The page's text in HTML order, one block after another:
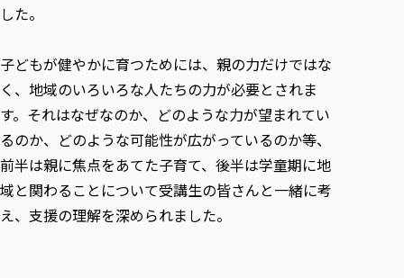
学生自主活動支援
社会人学生の育児支援（一時預かり）
学生総合補償制度
スポーツ傷害保険
した。
子どもが健やかに育つためには、親の力だけではな
く、地域のいろいろな人たちの力が必要とされま
す。それはなぜなのか、どのような力が望まれてい
るのか、どのような可能性が広がっているのか等、
前半は親に焦点をあてた子育て、後半は学童期に地
域と関わることについて受講生の皆さんと一緒に考
え、支援の理解を深められました。